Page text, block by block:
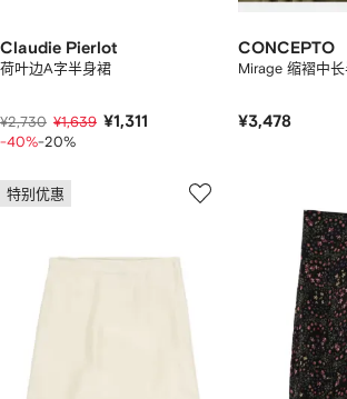
Claudie Pierlot
荷叶边A字半身裙
¥2,730 ¥1,639 ¥1,311
-40%-20%
CONCEPTO
Mirage 缩褶中
¥3,478
特别优惠